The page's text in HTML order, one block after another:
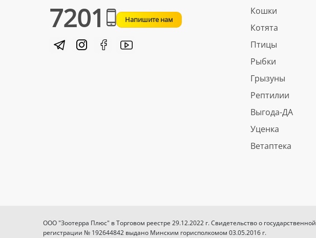
7201 Напишите нам
Кошки
Котята
Птицы
Рыбки
Грызуны
Рептилии
Выгода-ДА
Уценка
Ветаптека
ООО "Зоотерра Плюс" в Торговом реестре 29.12.2022 г. Свидетельство о государственной
регистрации № 192644842 выдано Минским горисполкомом 03.05.2016 г.